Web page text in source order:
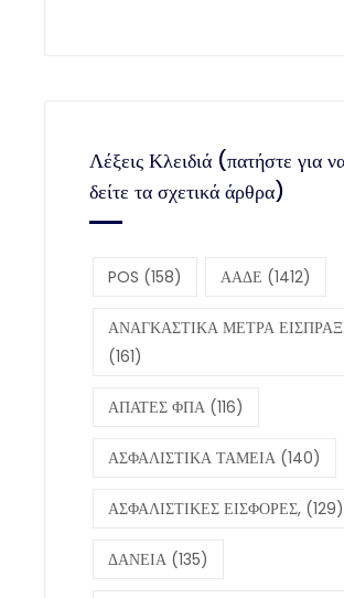
Λέξεις Κλειδιά (πατήστε για
δείτε τα σχετικά άρθρα)
POS (158) ΑΑΔΕ (1412)
ΑΝΑΓΚΑΣΤΙΚΑ ΜΕΤΡΑ
(161)
ΑΠΑΤΕΣ ΦΠΑ (116)
ΑΣΦΑΛΙΣΤΙΚΑ ΤΑΜΕΙΑ (140)
ΑΣΦΑΛΙΣΤΙΚΕΣ ΕΙΣΦΟΡΕΣ, (129)
ΔΑΝΕΙΑ (135)